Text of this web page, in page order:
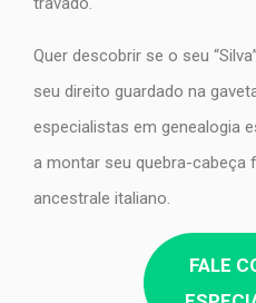
Quer descobrir se o seu
seu direito guardado na
especialistas em genealogia
a montar seu quebra-cabeça
ancestrale italiano.
FALE